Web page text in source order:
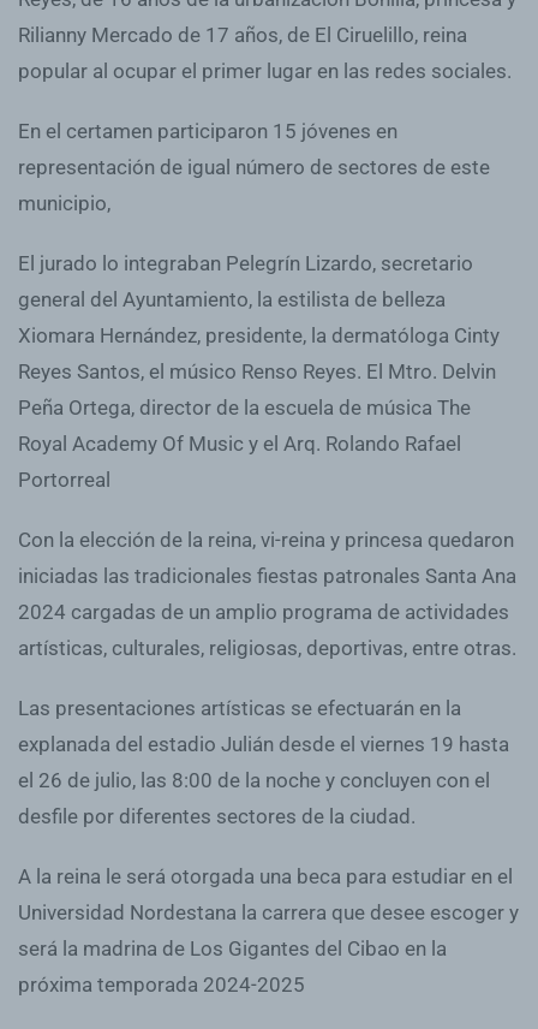
Rilianny Mercado de 17 años, de El Ciruelillo, reina
popular al ocupar el primer lugar en las redes sociales.
En el certamen participaron 15 jóvenes en
representación de igual número de sectores de este
municipio,
El jurado lo integraban Pelegrín Lizardo, secretario
general del Ayuntamiento, la estilista de belleza
Xiomara Hernández, presidente, la dermatóloga Cinty
Reyes Santos, el músico Renso Reyes. El Mtro. Delvin
Peña Ortega, director de la escuela de música The
Royal Academy Of Music y el Arq. Rolando Rafael
Portorreal
Con la elección de la reina, vi-reina y princesa quedaron
iniciadas las tradicionales fiestas patronales Santa Ana
2024 cargadas de un amplio programa de actividades
artísticas, culturales, religiosas, deportivas, entre otras.
Las presentaciones artísticas se efectuarán en la
explanada del estadio Julián desde el viernes 19 hasta
el 26 de julio, las 8:00 de la noche y concluyen con el
desfile por diferentes sectores de la ciudad.
A la reina le será otorgada una beca para estudiar en el
Universidad Nordestana la carrera que desee escoger y
será la madrina de Los Gigantes del Cibao en la
próxima temporada 2024-2025